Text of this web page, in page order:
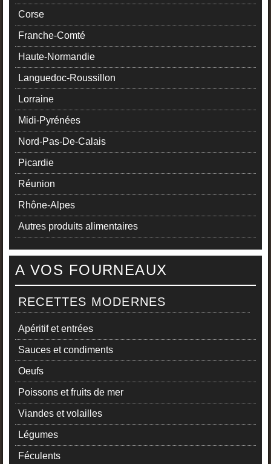
Corse
Franche-Comté
Haute-Normandie
Languedoc-Roussillon
Lorraine
Midi-Pyrénées
Nord-Pas-De-Calais
Picardie
Réunion
Rhône-Alpes
Autres produits alimentaires
A VOS FOURNEAUX
RECETTES MODERNES
Apéritif et entrées
Sauces et condiments
Oeufs
Poissons et fruits de mer
Viandes et volailles
Légumes
Féculents